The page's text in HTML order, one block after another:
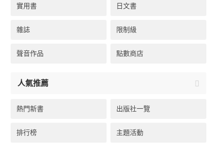
實用書 日文書
雜誌 限制級
聲音作品 點數商店
人氣推薦
熱門新書 出版社一覽
排行榜 主題活動